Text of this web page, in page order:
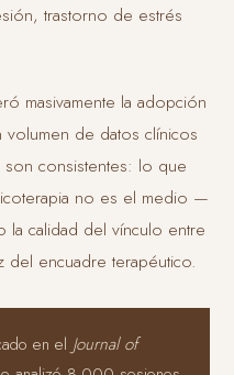
trastorno de estrés
masivamente la adopción
de datos clínicos
consistentes: lo que
no es el medio —
calidad del vínculo entre
del encuadre terapéutico.
en el Journal of